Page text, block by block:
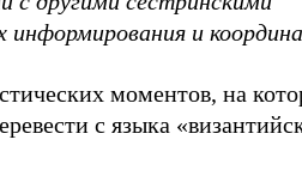
информирования и
моментов, на
с языка